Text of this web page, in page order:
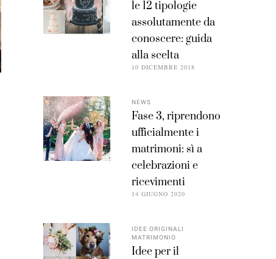
le 12 tipologie
assolutamente da
conoscere: guida
alla scelta
10 DICEMBRE 2018
NEWS
Fase 3, riprendono
ufficialmente i
matrimoni: sì a
celebrazioni e
ricevimenti
14 GIUGNO 2020
IDEE ORIGINALI
MATRIMONIO
Idee per il